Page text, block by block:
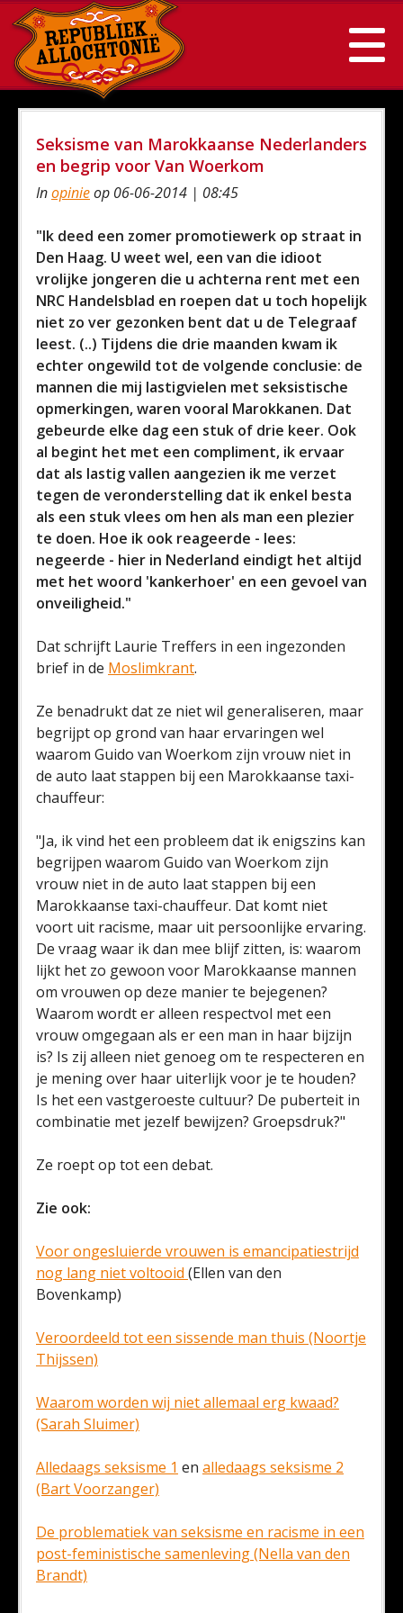
Seksisme van Marokkaanse Nederlanders
en begrip voor Van Woerkom
Inopinieop 06-06-2014 | 08:45
"Ik deed een zomer promotiewerk op straat in
Den Haag. U weet wel, een van die idioot
vrolijke jongeren die u achterna rent met een
NRC Handelsblad en roepen dat u toch hopelijk
niet zo ver gezonken bent dat u de Telegraaf
leest. (..) Tijdens die drie maanden kwam ik
echter ongewild tot de volgende conclusie: de
mannen die mij lastigvielen met seksistische
opmerkingen, waren vooral Marokkanen. Dat
gebeurde elke dag een stuk of drie keer. Ook
al begint het met een compliment, ik ervaar
dat als lastig vallen aangezien ik me verzet
tegen de veronderstelling dat ik enkel besta
als een stuk vlees om hen als man een plezier
te doen. Hoe ik ook reageerde - lees:
negeerde - hier in Nederland eindigt het altijd
met het woord 'kankerhoer' en een gevoel van
onveiligheid."
Dat schrijft Laurie Treffers in een ingezonden
brief in de Moslimkrant.
Ze benadrukt dat ze niet wil generaliseren, maar
begrijpt op grond van haar ervaringen wel
waarom Guido van Woerkom zijn vrouw niet in
de auto laat stappen bij een Marokkaanse taxi-
chauffeur:
"Ja, ik vind het een probleem dat ik enigszins kan
begrijpen waarom Guido van Woerkom zijn
vrouw niet in de auto laat stappen bij een
Marokkaanse taxi-chauffeur. Dat komt niet
voort uit racisme, maar uit persoonlijke ervaring.
De vraag waar ik dan mee blijf zitten, is: waarom
lijkt het zo gewoon voor Marokkaanse mannen
om vrouwen op deze manier te bejegenen?
Waarom wordt er alleen respectvol met een
vrouw omgegaan als er een man in haar bijzijn
is? Is zij alleen niet genoeg om te respecteren en
je mening over haar uiterlijk voor je te houden?
Is het een vastgeroeste cultuur? De puberteit in
combinatie met jezelf bewijzen? Groepsdruk?"
Ze roept op tot een debat.
Zie ook:
Voor ongesluierde vrouwen is emancipatiestrijd
nog lang niet voltooid (Ellen van den
Bovenkamp)
Veroordeeld tot een sissende man thuis (Noortje
Thijssen)
Waarom worden wij niet allemaal erg kwaad?
(Sarah Sluimer)
Alledaags seksisme 1 en alledaags seksisme 2
(Bart Voorzanger)
De problematiek van seksisme en racisme in een
post-feministische samenleving (Nella van den
Brandt)